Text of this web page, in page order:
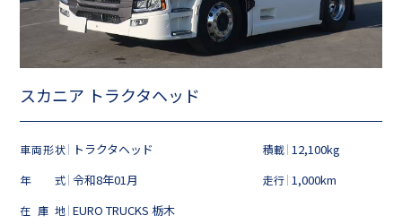
スカニア トラクタヘッド
車両形状 トラクタヘッド 積載 12,100kg
年式 令和8年01月 走行 1,000km
在庫地 EURO TRUCKS 栃木